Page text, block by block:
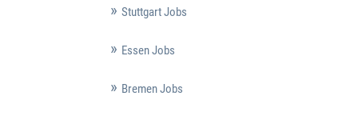
Stuttgart Jobs
Essen Jobs
Bremen Jobs